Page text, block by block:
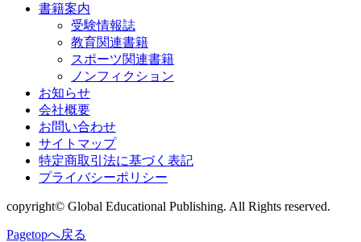
書籍案内
受験情報誌
教育関連書籍
スポーツ関連書籍
ノンフィクション
お知らせ
会社概要
お問い合わせ
サイトマップ
特定商取引法に基づく表記
プライバシーポリシー
copyright© Global Educational Publishing. All Rights reserved.
Pagetopへ戻る